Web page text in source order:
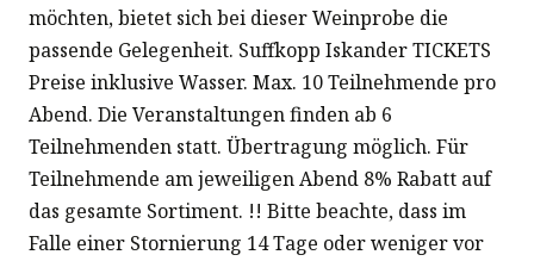
möchten, bietet sich bei dieser Weinprobe die
passende Gelegenheit. Suffkopp Iskander TICKETS
Preise inklusive Wasser. Max. 10 Teilnehmende pro
Abend. Die Veranstaltungen finden ab 6
Teilnehmenden statt. Übertragung möglich. Für
Teilnehmende am jeweiligen Abend 8% Rabatt auf
das gesamte Sortiment. !! Bitte beachte, dass im
Falle einer Stornierung 14 Tage oder weniger vor